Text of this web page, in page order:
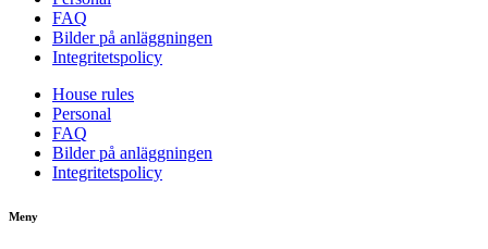
FAQ
Bilder på anläggningen
Integritetspolicy
House rules
Personal
FAQ
Bilder på anläggningen
Integritetspolicy
Meny